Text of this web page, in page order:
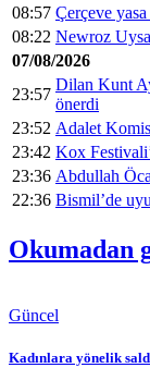
08:57 Çerçeve
08:22 Newroz
07/08/2026
23:57
Dilan Kunt
önerdi
23:52 Adalet
23:42 Kox
23:36 Abdullah
22:36 Bismil’de
Okumadan
Güncel
Kadınlara yönelik